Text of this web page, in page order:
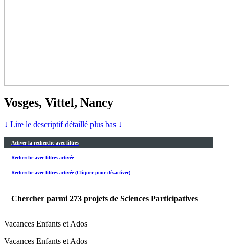
Vosges, Vittel, Nancy
↓ Lire le descriptif détaillé plus bas ↓
Activer la recherche avec filtres
Recherche avec filtres activée
Recherche avec filtres activée (Cliquer pour désactiver)
Chercher parmi 273 projets de Sciences Participatives
Vacances Enfants et Ados
Vacances Enfants et Ados